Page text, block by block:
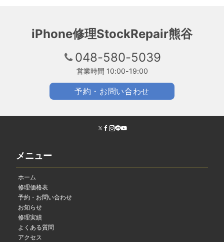
iPhone修理StockRepair熊谷
048-580-5039
営業時間 10:00-19:00
予約・お問い合わせ
メニュー
ホーム
修理価格表
予約・お問い合わせ
お知らせ
修理実績
よくある質問
アクセス